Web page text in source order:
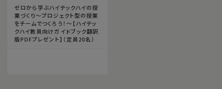
ゼロから学ぶハイテックハイの授
業づくり〜プロジェクト型の授業
をチームでつくろう！〜【ハイテッ
クハイ教員向けガイドブック翻訳
版PDFプレゼント】（定員20名）